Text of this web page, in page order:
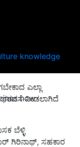
knowledge
now
ಎಲ್ಲಾ
ಭರವಸೆ ನೀಡಲಾಗಿದೆ
ಬೆಳ್ಳಿ
ಗಿರಿನಾಥ್, ಸಹಕಾರ